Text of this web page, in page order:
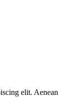
elit. Aenean